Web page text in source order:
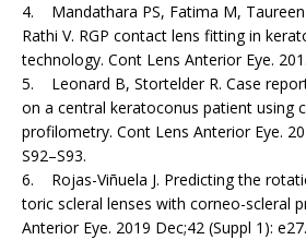
4. Mandathara PS, Fatima M, Taureen
Rathi V. RGP contact lens fitting in
technology. Cont Lens Anterior Eye.
5. Leonard B, Stortelder R. Case
on a central keratoconus patient using
profilometry. Cont Lens Anterior Eye.
S92–S93.
6. Rojas-Viñuela J. Predicting the
toric scleral lenses with corneo-scleral
Anterior Eye. 2019 Dec;42 (Suppl 1): e27.